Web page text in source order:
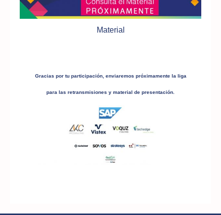
Material
Gracias por tu participación, enviaremos próximamente la liga
para las retransmisiones y material de presentación.